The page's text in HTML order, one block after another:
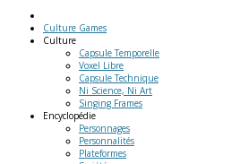
Culture Games
Culture
Capsule Temporelle
Voxel Libre
Capsule Technique
Ni Science, Ni Art
Singing Frames
Encyclopédie
Personnages
Personnalités
Plateformes